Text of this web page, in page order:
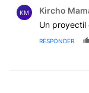
KM Kircho
Un proyectil
RESPONDER